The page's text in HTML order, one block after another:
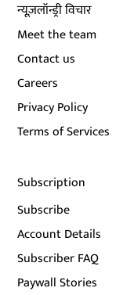
न्यूज़लॉन्ड्री विचार
Meet the team
Contact us
Careers
Privacy Policy
Terms of Services
Subscription
Subscribe
Account Details
Subscriber FAQ
Paywall Stories